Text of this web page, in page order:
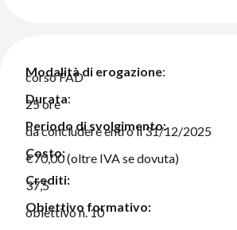
Modalità di erogazione:
corso FAD
Durata:
25 ore
Periodo di svolgimento:
da concludere entro il 31/12/2025
Costo:
€70,00 (oltre IVA se dovuta)
Crediti:
37,5
Obiettivo formativo:
obiettivo n. 10